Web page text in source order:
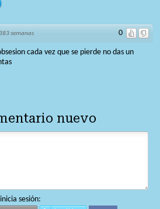
0
semanas
cada vez que se pierde no das un
nuevo
sesión: